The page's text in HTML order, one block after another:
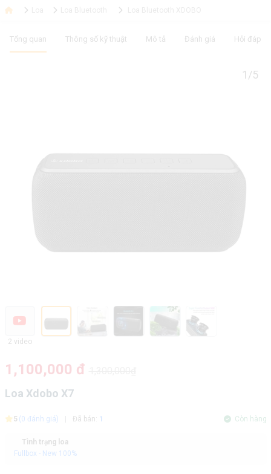
Tổng quan Thông số kỹ thuật Mô tả Đánh giá Hỏi đáp
1/5
2 video
1,100,000 đ
Loa Xdobo X7
5 (0 đánh giá) Đã bán: 1 Còn hàng
Tình trạng loa
Fullbox - New 100%